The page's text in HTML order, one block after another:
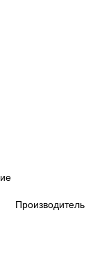
Производитель